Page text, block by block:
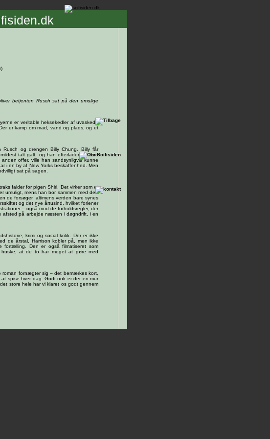
betjenten Rusch sat på den umulige
er veritable heksekedler af uvaskede
er kamp om mad, vand og plads, og et
Rusch og drengen Billy Chung. Billy får
talt galt, og han efterlader en død
offer, ville han sandsynligvis kunne
i en by af New Yorks beskaffenhed. Men
sat på sagen.
falder for pigen Shirl. Det virker som et
umuligt, mens han bor sammen med den
de forsøger, altimens verden bare synes
og det nye årtusind, hvilket forlener
– også mod de forholdsregler, der
afsted på arbejde næsten i døgndrift, i en
krimi og social kritik. Der er ikke
de årstal, Harrison kobler på, men ikke
fortælling. Den er også filmatiseret som
huske, at de to har meget at gøre med
fornægter sig – det bemærkes kort,
spise hver dag. Godt nok er der en mur
store hele har vi klaret os godt gennem